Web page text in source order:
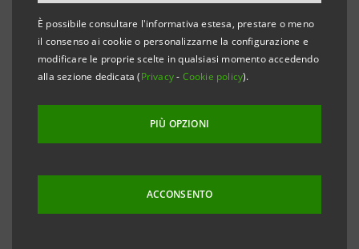
È possibile consultare l'informativa estesa, prestare o meno
il consenso ai cookie o personalizzarne la configurazione e
modificare le proprie scelte in qualsiasi momento accedendo
alla sezione dedicata (Privacy- Cookie policy).
PIÙ OPZIONI
ACCONSENTO
assicurativi
• Moratoria mutui con allungamento delle
scadenze
• Spese di istruttoria dimezzate
Padova, 11 febbraio 2014. Cassa di Risparmio del
Veneto mette a disposizione 15 milioni di euro a
favore delle aziende e delle famiglie venete
danneggiate dalle eccezionali piogge di questi giorni.